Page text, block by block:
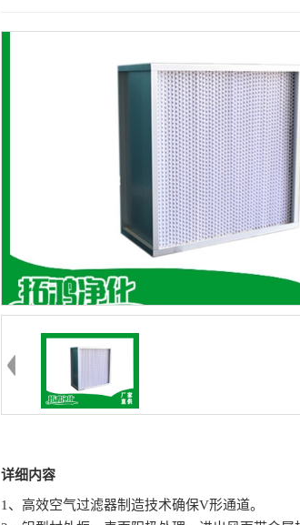
详细内容
1、高效空气过滤器制造技术确保V形通道。